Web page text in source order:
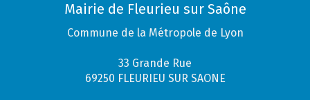
Mairie de Fleurieu sur Saône
Commune de la Métropole de Lyon
33 Grande Rue
69250 FLEURIEU SUR SAONE